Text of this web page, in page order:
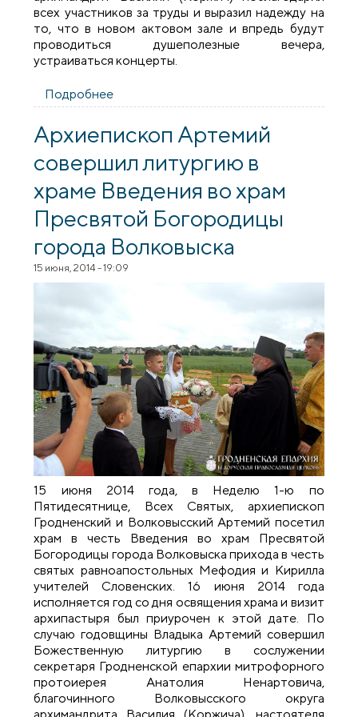
всех участников за труды и выразил надежду на
то, что в новом актовом зале и впредь будут
проводиться душеполезные вечера,
устраиваться концерты.
Подробнее
освящения кафедрального собора
Волковыска
Архиепископ Артемий
совершил литургию в
храме Введения во храм
Пресвятой Богородицы
города Волковыска
15 июня, 2014 - 19:09
15 июня 2014 года, в Неделю 1-ю по
Пятидесятнице, Всех Святых, архиепископ
Гродненский и Волковысский Артемий посетил
храм в честь Введения во храм Пресвятой
Богородицы города Волковыска прихода в честь
святых равноапостольных Мефодия и Кирилла
учителей Словенских. 16 июня 2014 года
исполняется год со дня освящения храма и визит
архипастыря был приурочен к этой дате. По
случаю годовщины Владыка Артемий совершил
Божественную литургию в сослужении
секретаря Гродненской епархии митрофорного
протоиерея Анатолия Ненартовича,
благочинного Волковысского округа
архимандрита Василия (Коржича), настоятеля